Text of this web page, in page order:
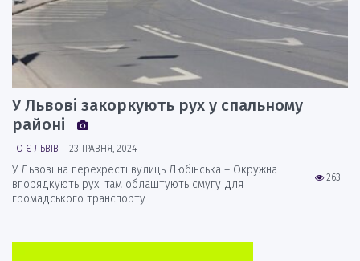
У Львові закоркують рух у спальному
районі
ТО Є ЛЬВІВ 23 ТРАВНЯ, 2024
263
У Львові на перехресті вулиць Любінська – Окружна
впорядкують рух: там облаштують смугу для
громадського транспорту